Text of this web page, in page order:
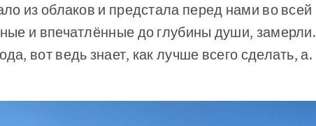
из облаков и предстала перед нами во всей
и впечатлённые до глубины души, замерли.
вот ведь знает, как лучше всего сделать, а.